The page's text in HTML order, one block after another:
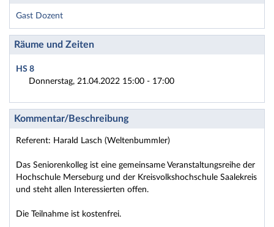
Gast Dozent
Räume und Zeiten
HS 8
Donnerstag, 21.04.2022 15:00 - 17:00
Kommentar/Beschreibung
Referent: Harald Lasch (Weltenbummler)
Das Seniorenkolleg ist eine gemeinsame Veranstaltungsreihe der
Hochschule Merseburg und der Kreisvolkshochschule Saalekreis
und steht allen Interessierten offen.
Die Teilnahme ist kostenfrei.